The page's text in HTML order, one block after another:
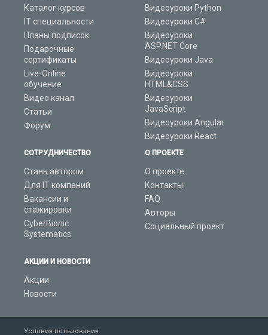
Каталог курсов
IT специальности
Планы подписок
Подарочные
сертификаты
Live-Online
обучение
Видео канал
Статьи
Форум
Видеоуроки Python
Видеоуроки C#
Видеоуроки
ASP.NET Core
Видеоуроки Java
Видеоуроки
HTML&CSS
Видеоуроки
JavaScript
Видеоуроки Angular
Видеоуроки React
СОТРУДНИЧЕСТВО
Стань автором
Для IT компаний
Вакансии и
стажировки
CyberBionic
Systematics
АКЦИИ И НОВОСТИ
Акции
Новости
О ПРОЕКТЕ
О проекте
Контакты
FAQ
Авторы
Социальный проект
Условия пользования